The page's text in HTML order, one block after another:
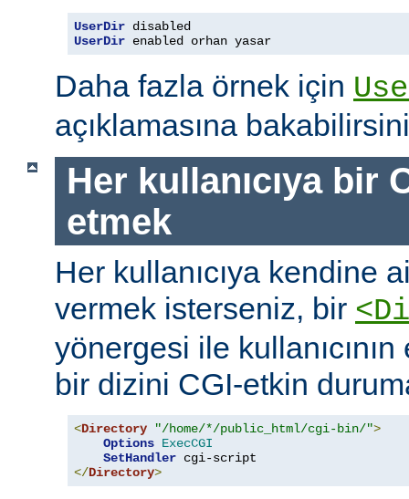
UserDir
UserDir enabled orhan yasar
Daha fazla örnek için
açıklamasına
Her kullanıcıya bir
etmek
Her kullanıcıya kendine
vermek isterseniz, bir
yönergesi ile
bir dizini CGI-etkin
<Directory "/home/*/public_html/cgi-bin/">
Options ExecCGI
SetHandler
</Directory>